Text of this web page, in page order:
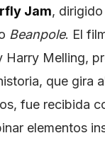
Jam,
Beanpole. El
Melling,
que gira
fue recibida
elementos